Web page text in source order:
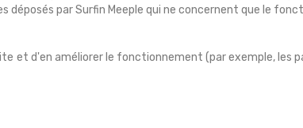
déposés par Surfin Meeple qui ne concernent que le
et d'en améliorer le fonctionnement (par exemple, les